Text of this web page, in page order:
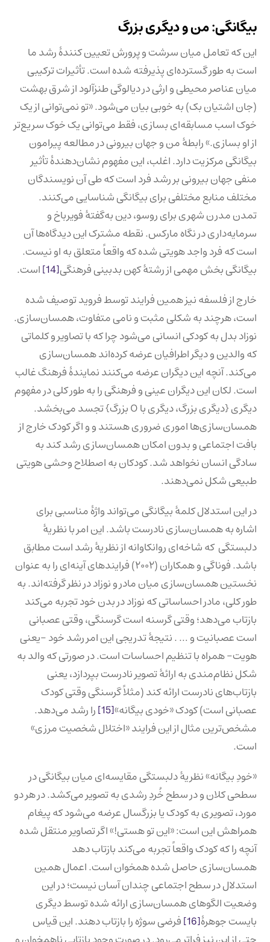
بیگانگی: من و دیگری بزرگ
این که تعامل میان سرشت و پرورش تعیین کنندهٔ رشد ما
است به طور گسترده‌ای پذیرفته شده است. تأثیرات ترکیبی
میان عناصر محیطی و ارثی در دیالوگی طنزآلود از شرق بهشت
(جان اشتیان بک) به خوبی بیان می‌شود. «تو نمی‌توانی از یک
خوک اسب مسابقه‌ای بسازی، فقط می‌توانی یک خوک سریع‌تر
از او بسازی.» رابطهٔ من و جهان بیرونی در مطالعه پیرامون
بیگانگی مرکزیت دارد. اغلب، این مفهوم نشان‌دهندهٔ تأثیر
منفی جهان بیرونی بر رشد فرد است که طی آن نویسندگان
مختلف منابع مختلفی برای بیگانگی شناسایی می‌کنند.
تمدن مدرن شهری برای روسو، دین به‌گفتهٔ فویرباخ و
سرمایه‌داری در نگاه مارکس. نقطه‌ مشترک این دیدگاه‌ها آن
است که فرد واجد هویتی شده که واقعاً متعلق به او نیست.
بیگانگی بخش مهمی از رشتهٔ کهن بدبینی فرهنگی[14]
است.
خارج از فلسفه نیز همین فرایند توسط فروید توصیف شده
است، هرچند به شکلی مثبت و نامی متفاوت، همسان‌سازی.
نوزاد بدل به کودکی انسانی می‌شود چرا که با تصاویر و کلماتی
که والدین و دیگر اطرافیان عرضه کرده‌اند همسان‌سازی
می‌کند. آنچه این دیگران عرضه می‌کنند نمایندهٔ فرهنگ غالب
است. لکان این دیگران عینی و فرهنگی را به طور کلی در مفهوم
دیگری {دیگری بزرگ، دیگری با O بزرگ} تجسد می‌بخشد.
همسان‌سازی‌ها اموری ضروری هستند و و اگر کودک خارج از
بافت اجتماعی و بدون امکان همسان‌سازی رشد کند به
سادگی انسان نخواهد شد. کودکان به اصطلاح وحشی هویتی
طبیعی شکل نمی‌دهند.
در این استدلال کلمهٔ بیگانگی می‌تواند واژهٔ مناسبی برای
اشاره به همسان‌سازی نادرست باشد. این امر با نظریهٔ
دلبستگی که شاخه‌ای روانکاوانه از نظریهٔ رشد است مطابق
باشد. فوناگی و همکاران (۲۰۰۲) فرایندهای آینه‌ای را به عنوان
نخستین همسان‌سازی میان مادر و نوزاد در نظر گرفته‌اند. به
طور کلی، مادر احساساتی که نوزاد در بدن خود تجربه می‌کند
بازتاب می‌دهد؛ وقتی گرسنه است گرسنگی، وقتی عصبانی
است عصبانیت و … . نتیجهٔ تدریجی این امر رشد خود -یعنی
هویت- همراه با تنظیم احساسات است. در صورتی که والد به
شکل نظام‌مندی به ارائهٔ تصویر نادرست بپردازد، یعنی
بازتاب‌های نادرست ارائه کند (مثلاً گرسنگی وقتی کودک
عصبانی است) کودک «خودی بیگانه»[15]
را رشد می‌دهد.
مشخص‌ترین مثال از این فرایند «اختلال شخصیت مرزی»
است.
«خودِ بیگانه» نظریهٔ دلبستگی مقایسه‌ای میان بیگانگی در
سطحی کلان و در سطح خُردِ رشدی به تصویر می‌کشد. در هر دو
مورد، تصویری به کودک یا بزرگسال عرضه می‌شود که پیغام
همراهش این است: «این تو هستی!» اگر تصاویر منتقل شده
آنچه را که کودک واقعاً تجربه می‌کند بازتاب دهد
همسان‌سازی حاصل شده همخوان است. اعمال همین
استدلال در سطح اجتماعی چندان آسان نیست؛ در این
وضعیت الگوهای همسان‌سازی ارائه شده توسط دیگری
بایست جوهرهٔ[16]
فرضی سوژه را بازتاب دهند. این قیاس